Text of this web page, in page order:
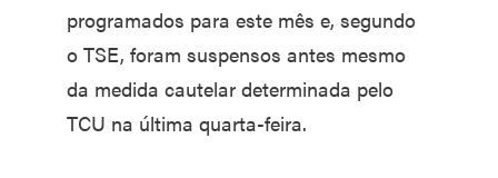
programados para este mês e, segundo
o TSE, foram suspensos antes mesmo
da medida cautelar determinada pelo
TCU na última quarta-feira.